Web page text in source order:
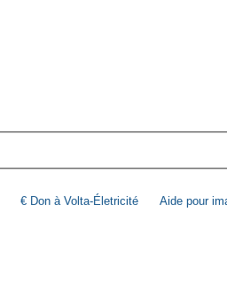
€ Don à Volta-Életricité Aide pour